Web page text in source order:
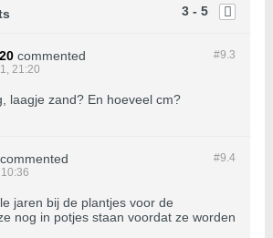
3 - 5
#9.3
commented
21:20
laagje zand? En hoeveel cm?
#9.4
commented
jaren bij de plantjes voor de
nog in potjes staan voordat ze worden